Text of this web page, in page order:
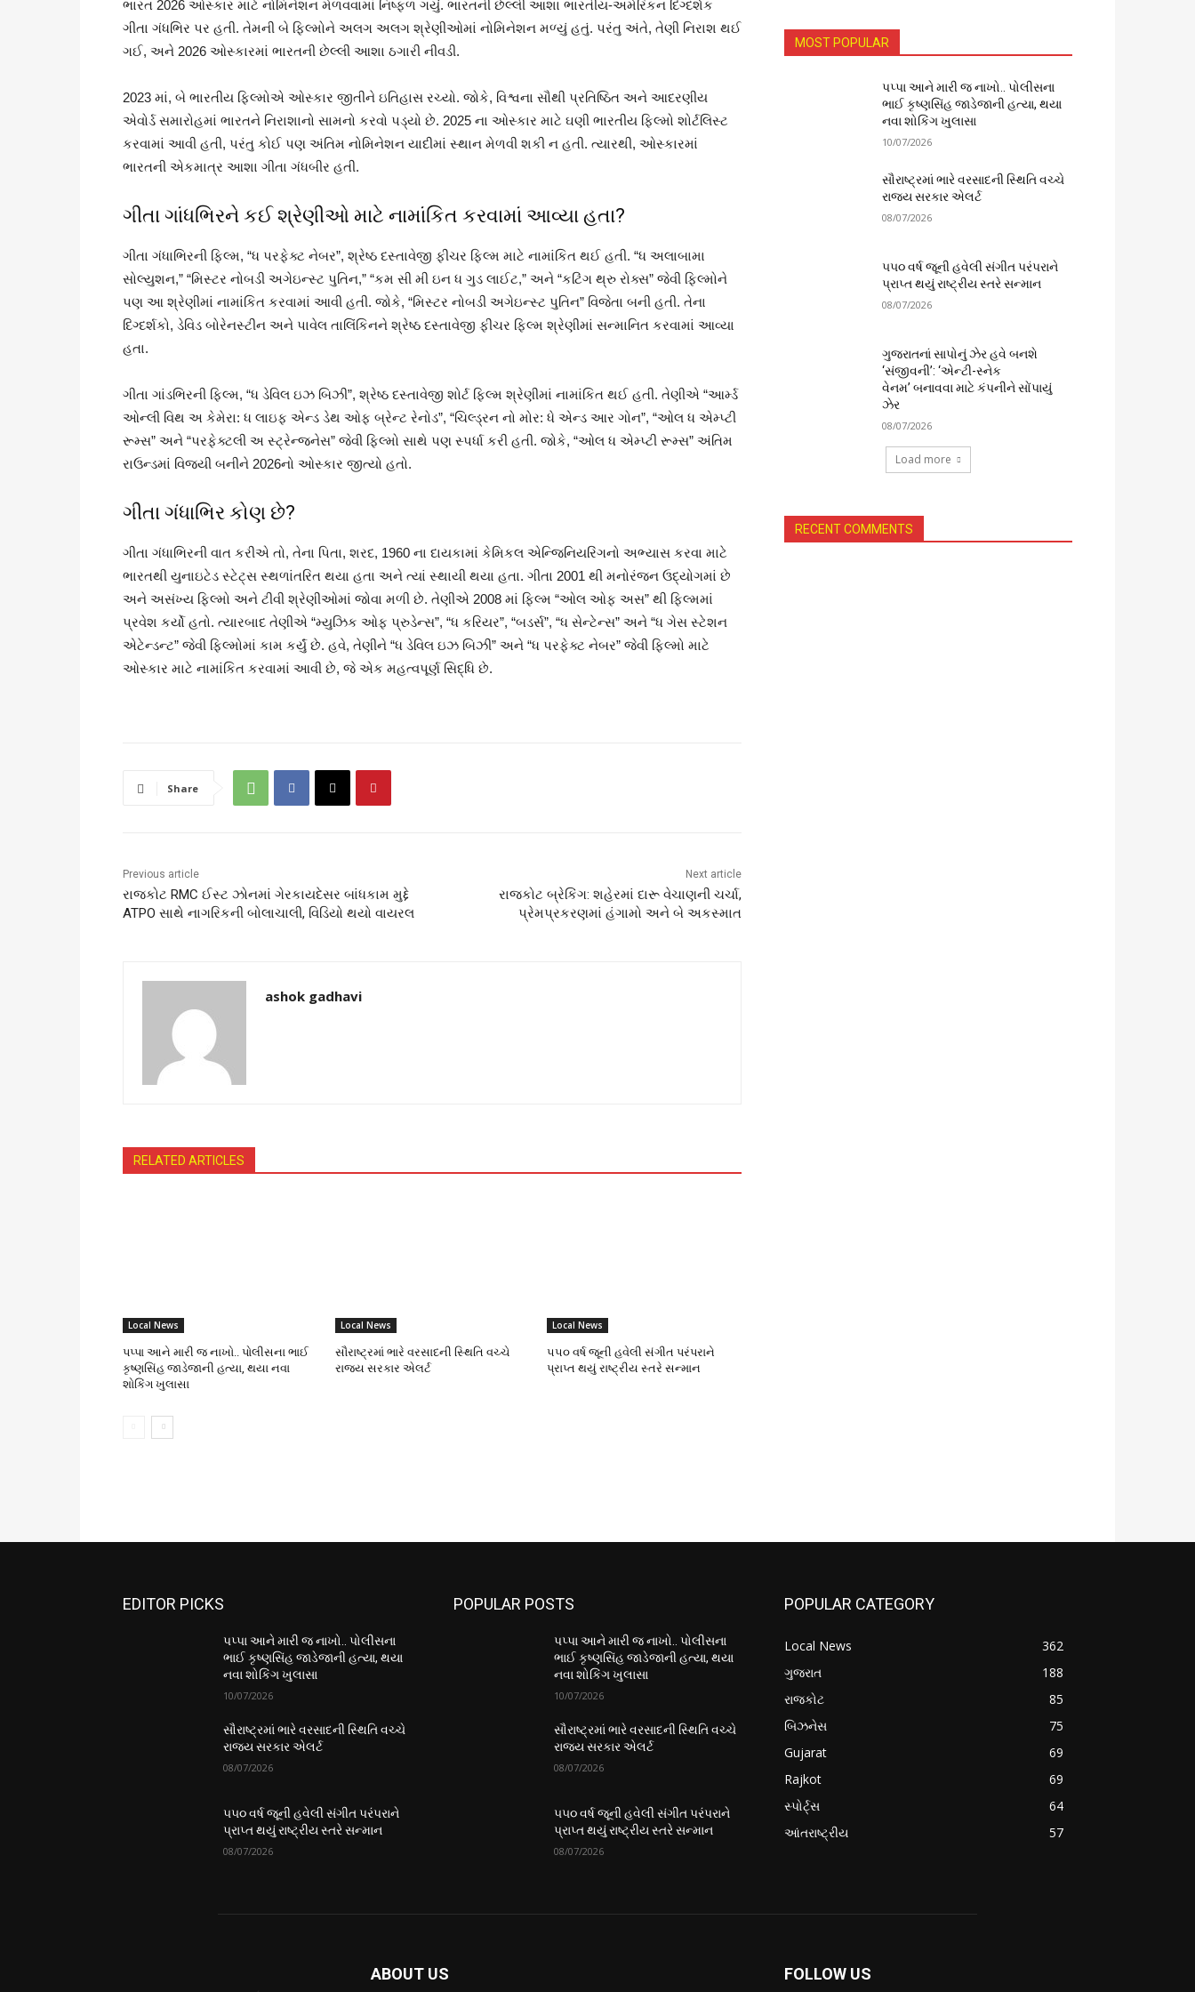
ભારત 2026 ઓસ્કાર માટે નોમિનેશન મેળવવામાં નિષ્ફળ ગયું. ભારતની છેલ્લી આશા ભારતીય-અમેરિકન દિગ્દર્શક
ગીતા ગંધભિર પર હતી. તેમની બે ફિલ્મોને અલગ અલગ શ્રેણીઓમાં નોમિનેશન મળ્યું હતું. પરંતુ અંતે, તેણી નિરાશ થઈ
ગઈ, અને 2026 ઓસ્કારમાં ભારતની છેલ્લી આશા ઠગારી નીવડી.
2023 માં, બે ભારતીય ફિલ્મોએ ઓસ્કાર જીતીને ઇતિહાસ રચ્યો. જોકે, વિશ્વના સૌથી પ્રતિષ્ઠિત અને આદરણીય
એવોર્ડ સમારોહમાં ભારતને નિરાશાનો સામનો કરવો પડ્યો છે. 2025 ના ઓસ્કાર માટે ઘણી ભારતીય ફિલ્મો શોર્ટલિસ્ટ
કરવામાં આવી હતી, પરંતુ કોઈ પણ અંતિમ નોમિનેશન યાદીમાં સ્થાન મેળવી શકી ન હતી. ત્યારથી, ઓસ્કારમાં
ભારતની એકમાત્ર આશા ગીતા ગંધબીર હતી.
ગીતા ગાંધભિરને કઈ શ્રેણીઓ માટે નામાંકિત કરવામાં આવ્યા હતા?
ગીતા ગંધાભિરની ફિલ્મ, “ધ પરફેક્ટ નેબર”, શ્રેષ્ઠ દસ્તાવેજી ફીચર ફિલ્મ માટે નામાંકિત થઈ હતી. “ધ અલાબામા
સોલ્યુશન,” “મિસ્ટર નોબડી અગેઇન્સ્ટ પુતિન,” “કમ સી મી ઇન ધ ગુડ લાઈટ,” અને “કટિંગ થ્રુ રોક્સ” જેવી ફિલ્મોને
પણ આ શ્રેણીમાં નામાંકિત કરવામાં આવી હતી. જોકે, “મિસ્ટર નોબડી અગેઇન્સ્ટ પુતિન” વિજેતા બની હતી. તેના
દિગ્દર્શકો, ડેવિડ બોરેનસ્ટીન અને પાવેલ તાલિંકિનને શ્રેષ્ઠ દસ્તાવેજી ફીચર ફિલ્મ શ્રેણીમાં સન્માનિત કરવામાં આવ્યા
હતા.
ગીતા ગાંડભિરની ફિલ્મ, “ધ ડેવિલ ઇઝ બિઝી”, શ્રેષ્ઠ દસ્તાવેજી શોર્ટ ફિલ્મ શ્રેણીમાં નામાંકિત થઈ હતી. તેણીએ “આર્મ્ડ
ઓન્લી વિથ અ કેમેરા: ધ લાઇફ એન્ડ ડેથ ઓફ બ્રેન્ટ રેનોડ”, “ચિલ્ડ્રન નો મોર: ધે એન્ડ આર ગોન”, “ઓલ ધ એમ્પ્ટી
રૂમ્સ” અને “પરફેક્ટલી અ સ્ટ્રેન્જનેસ” જેવી ફિલ્મો સાથે પણ સ્પર્ધા કરી હતી. જોકે, “ઓલ ધ એમ્પ્ટી રૂમ્સ” અંતિમ
રાઉન્ડમાં વિજયી બનીને 2026નો ઓસ્કાર જીત્યો હતો.
ગીતા ગંધાભિર કોણ છે?
ગીતા ગંધાભિરની વાત કરીએ તો, તેના પિતા, શરદ, 1960 ના દાયકામાં કેમિકલ એન્જિનિયરિંગનો અભ્યાસ કરવા માટે
ભારતથી યુનાઇટેડ સ્ટેટ્સ સ્થળાંતરિત થયા હતા અને ત્યાં સ્થાયી થયા હતા. ગીતા 2001 થી મનોરંજન ઉદ્યોગમાં છે
અને અસંખ્ય ફિલ્મો અને ટીવી શ્રેણીઓમાં જોવા મળી છે. તેણીએ 2008 માં ફિલ્મ “ઓલ ઓફ અસ” થી ફિલ્મમાં
પ્રવેશ કર્યો હતો. ત્યારબાદ તેણીએ “મ્યુઝિક ઓફ પ્રુડેન્સ”, “ધ કરિયર”, “બડર્સ”, “ધ સેન્ટેન્સ” અને “ધ ગેસ સ્ટેશન
એટેન્ડન્ટ” જેવી ફિલ્મોમાં કામ કર્યું છે. હવે, તેણીને “ધ ડેવિલ ઇઝ બિઝી” અને “ધ પરફેક્ટ નેબર” જેવી ફિલ્મો માટે
ઓસ્કાર માટે નામાંકિત કરવામાં આવી છે, જે એક મહત્વપૂર્ણ સિદ્ધિ છે.
Share
Previous article
રાજકોટ RMC ઈસ્ટ ઝોનમાં ગેરકાયદેસર બાંધકામ મુદ્દે
ATPO સાથે નાગરિકની બોલાચાલી, વિડિયો થયો વાયરલ
Next article
રાજકોટ બ્રેકિંગ: શહેરમાં દારૂ વેચાણની ચર્ચા,
પ્રેમપ્રકરણમાં હંગામો અને બે અકસ્માત
ashok gadhavi
RELATED ARTICLES
Local News
પપ્પા આને મારી જ નાખો.. પોલીસના ભાઈ
કૃષ્ણસિંહ જાડેજાની હત્યા, થયા નવા
શોકિંગ ખુલાસા
Local News
સૌરાષ્ટ્રમાં ભારે વરસાદની સ્થિતિ વચ્ચે
રાજ્ય સરકાર એલર્ટ
Local News
૫૫૦ વર્ષ જૂની હવેલી સંગીત પરંપરાને
પ્રાપ્ત થયું રાષ્ટ્રીય સ્તરે સન્માન
MOST POPULAR
પપ્પા આને મારી જ નાખો.. પોલીસના
ભાઈ કૃષ્ણસિંહ જાડેજાની હત્યા, થયા
નવા શોકિંગ ખુલાસા
10/07/2026
સૌરાષ્ટ્રમાં ભારે વરસાદની સ્થિતિ વચ્ચે
રાજ્ય સરકાર એલર્ટ
08/07/2026
૫૫૦ વર્ષ જૂની હવેલી સંગીત પરંપરાને
પ્રાપ્ત થયું રાષ્ટ્રીય સ્તરે સન્માન
08/07/2026
ગુજરાતનાં સાપોનું ઝેર હવે બનશે
‘સંજીવની’: ‘એન્ટી-સ્નેક
વેનમ’ બનાવવા માટે કંપનીને સોંપાયું
ઝેર
08/07/2026
Load more
RECENT COMMENTS
EDITOR PICKS
પપ્પા આને મારી જ નાખો.. પોલીસના
ભાઈ કૃષ્ણસિંહ જાડેજાની હત્યા, થયા
નવા શોકિંગ ખુલાસા
10/07/2026
સૌરાષ્ટ્રમાં ભારે વરસાદની સ્થિતિ વચ્ચે
રાજ્ય સરકાર એલર્ટ
08/07/2026
૫૫૦ વર્ષ જૂની હવેલી સંગીત પરંપરાને
પ્રાપ્ત થયું રાષ્ટ્રીય સ્તરે સન્માન
08/07/2026
POPULAR POSTS
પપ્પા આને મારી જ નાખો.. પોલીસના
ભાઈ કૃષ્ણસિંહ જાડેજાની હત્યા, થયા
નવા શોકિંગ ખુલાસા
10/07/2026
સૌરાષ્ટ્રમાં ભારે વરસાદની સ્થિતિ વચ્ચે
રાજ્ય સરકાર એલર્ટ
08/07/2026
૫૫૦ વર્ષ જૂની હવેલી સંગીત પરંપરાને
પ્રાપ્ત થયું રાષ્ટ્રીય સ્તરે સન્માન
08/07/2026
POPULAR CATEGORY
Local News
362
ગુજરાત
188
રાજકોટ
85
બિઝનેસ
75
Gujarat
69
Rajkot
69
સ્પોર્ટ્સ
64
આંતરાષ્ટ્રીય
57
ABOUT US FOLLOW US